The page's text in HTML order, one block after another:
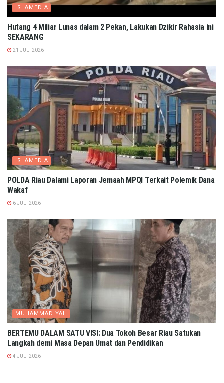
ISLAMEDIA
Hutang 4 Miliar Lunas dalam 2 Pekan, Lakukan Dzikir Rahasia ini
SEKARANG
21 JULI 2026
ISLAMEDIA
POLDA Riau Dalami Laporan Jemaah MPQI Terkait Polemik Dana
Wakaf
6 JULI 2026
MUHAMMADIYAH
BERTEMU DALAM SATU VISI: Dua Tokoh Besar Riau Satukan
Langkah demi Masa Depan Umat dan Pendidikan
4 JULI 2026